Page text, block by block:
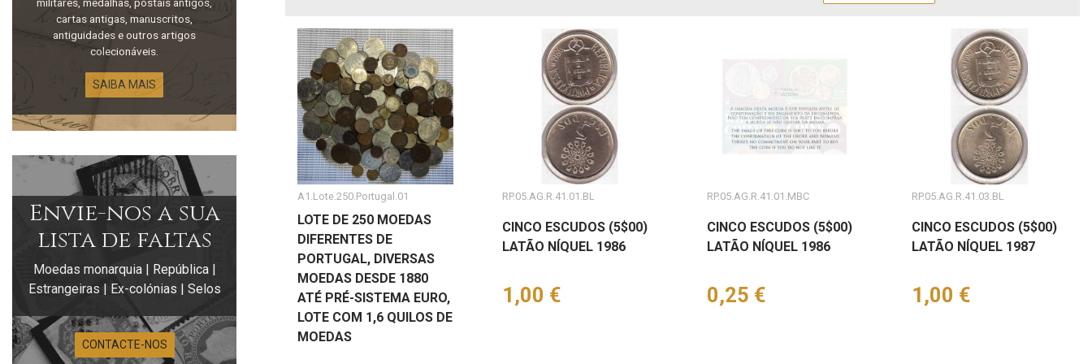
cartas antigas, manuscritos,
antiguidades e outros artigos
colecionáveis.
SAIBA MAIS
Envie-nos a sua
lista de faltas
Moedas monarquia | República |
Estrangeiras | Ex-colónias | Selos
CONTACTE-NOS
A1.Lote.250.Portugal.01
LOTE DE 250 MOEDAS
DIFERENTES DE
PORTUGAL, DIVERSAS
MOEDAS DESDE 1880
ATÉ PRÉ-SISTEMA EURO,
LOTE COM 1,6 QUILOS DE
MOEDAS
RP.05.AG.R.41.01.BL
CINCO ESCUDOS (5$00)
LATÃO NÍQUEL 1986
Preço
1,00 €
RP.05.AG.R.41.01.MBC
CINCO ESCUDOS (5$00)
LATÃO NÍQUEL 1986
Preço
0,25 €
RP.05.AG.R.41.03.BL
CINCO ESCUDOS (5$00)
LATÃO NÍQUEL 1987
Preço
1,00 €